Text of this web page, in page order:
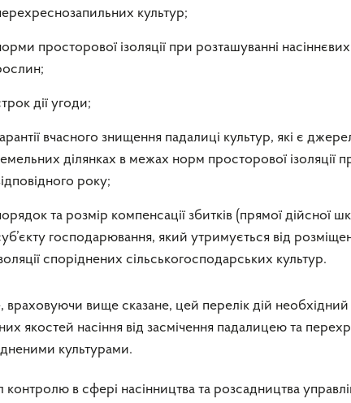
культур;
просторової ізоляції при розташуванні
дії угоди;
вчасного знищення падалиці культур, які є
ділянках в межах норм просторової ізоляції
року;
та розмір компенсації збитків (прямої дійсної
господарювання, який утримується від
споріднених сільськогосподарських культур.
вище сказане, цей перелік дій
якостей насіння від засмічення падалицею та
культурами.
контролю в сфері насінництва та розсадництва